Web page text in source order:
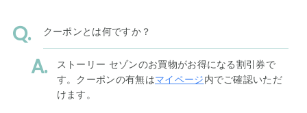
クーポンとは何ですか？
ストーリー セゾンのお買物がお得になる割引券で
す。クーポンの有無はマイページ内でご確認いただ
けます。